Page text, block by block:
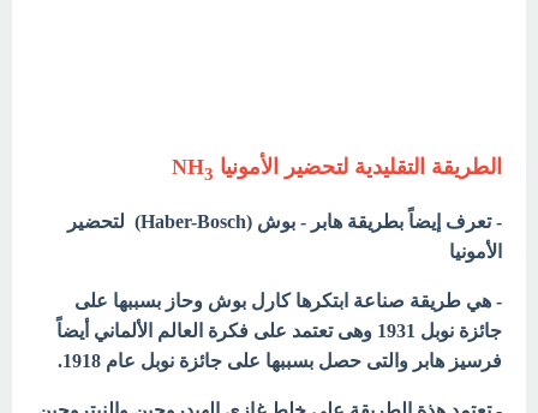
الطريقة التقليدية لتحضير الأمونيا NH 3
- تعرف إيضاً بطريقة هابر - بوش (Haber-Bosch) لتحضير
الأمونيا
- هي طريقة صناعة ابتكرها كارل بوش وحاز بسببها على
جائزة نوبل 1931 وهى تعتمد على فكرة العالم الألماني أيضاً
فرسيز هابر والتى حصل بسببها على جائزة نوبل عام 1918.